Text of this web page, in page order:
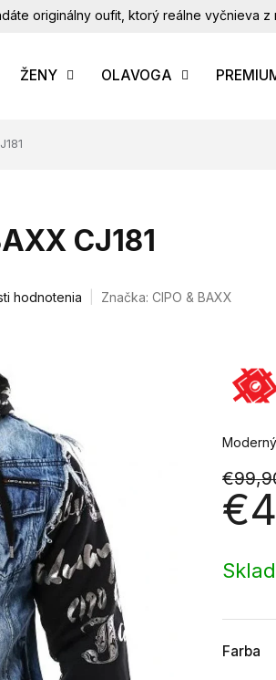
originálny oufit, ktorý reálne vyčnieva z
ŽENY OLAVOGA
CJ181
hodnotenia Značka: CIPO & BAXX
cena:
Farba